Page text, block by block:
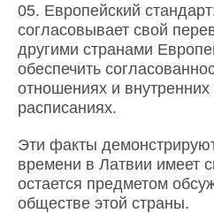
Европейский
согласовывает свой
другими странами
обеспечить
отношениях и
расписаниях.
Эти факты
времени в Латвии имеет
остается предметом
обществе этой страны.